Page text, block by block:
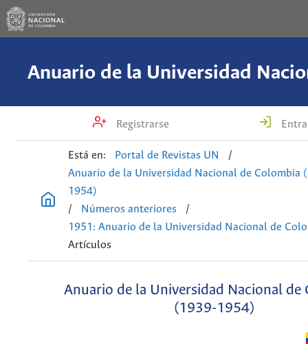
Registrarse
Está en: Portal de Revistas UN
/
Anuario de la Universidad Nacional de Colombia
1954)
/
Números anteriores
/
1951: Anuario de la Universidad Nacional de
Artículos
Anuario de la Universidad Nacional de
(1939-1954)